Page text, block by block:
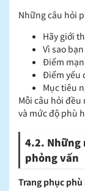
Những câu hỏi
Hãy giới
Vì sao
Điểm
Điểm yếu
Mục tiêu
Mỗi câu hỏi
và mức độ phù
4.2. Những
phỏng vấn
Trang phục